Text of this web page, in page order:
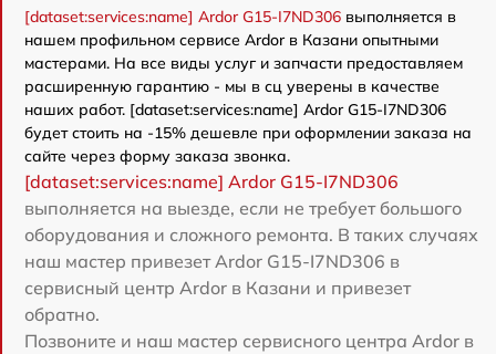
[dataset:services:name] Ardor G15-I7ND306 выполняется в
нашем профильном сервисе Ardor в Казани опытными
мастерами. На все виды услуг и запчасти предоставляем
расширенную гарантию - мы в сц уверены в качестве
наших работ. [dataset:services:name] Ardor G15-I7ND306
будет стоить на -15% дешевле при оформлении заказа на
сайте через форму заказа звонка.
[dataset:services:name] Ardor G15-I7ND306
выполняется на выезде, если не требует большого
оборудования и сложного ремонта. В таких случаях
наш мастер привезет Ardor G15-I7ND306 в
сервисный центр Ardor в Казани и привезет
обратно.
Позвоните и наш мастер сервисного центра Ardor в